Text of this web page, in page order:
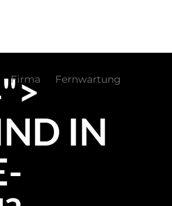
Firma Fernwartung
IN